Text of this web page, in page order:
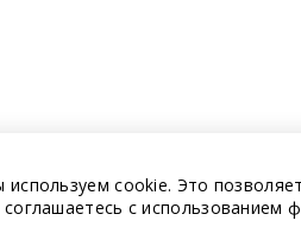
cookie. Это
с использованием